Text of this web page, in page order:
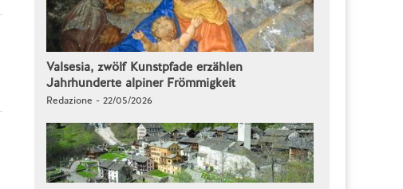
Valsesia, zwölf Kunstpfade erzählen
Jahrhunderte alpiner Frömmigkeit
Redazione - 22/05/2026